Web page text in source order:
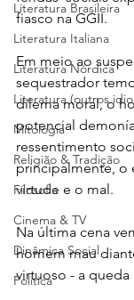
Literatura Brasileira
Literatura Italiana
Literatura Nórdica
Literatura (outros
Mitologia
Religião & Tradição
Filosofia
Cinema & TV
Dinâmica Social
Política
fiasco na GGII.
Em meio ao
sequestrador
dilema moral, o
potencial
ressentimento
principalmente, o
virtude e o mal.
Na última cena
homem mau
virtuoso - a queda